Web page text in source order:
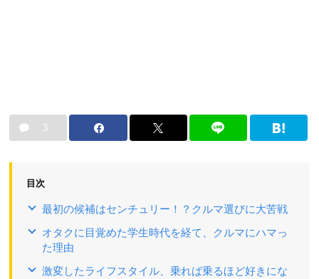
3
目次
最初の候補はセンチュリー！？クルマ選びに大苦戦
オタクに目覚めた学生時代を経て、クルマにハマっ
た理由
激変したライフスタイル、乗れば乗るほど好きにな